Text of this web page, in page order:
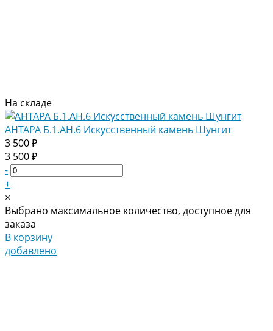
На складе
АНТАРА Б.1.АН.6 Искусственный камень Шунгит
3 500 ₽
3 500 ₽
-
+
×
Выбрано максимальное количество, доступное для
заказа
В корзину
добавлено